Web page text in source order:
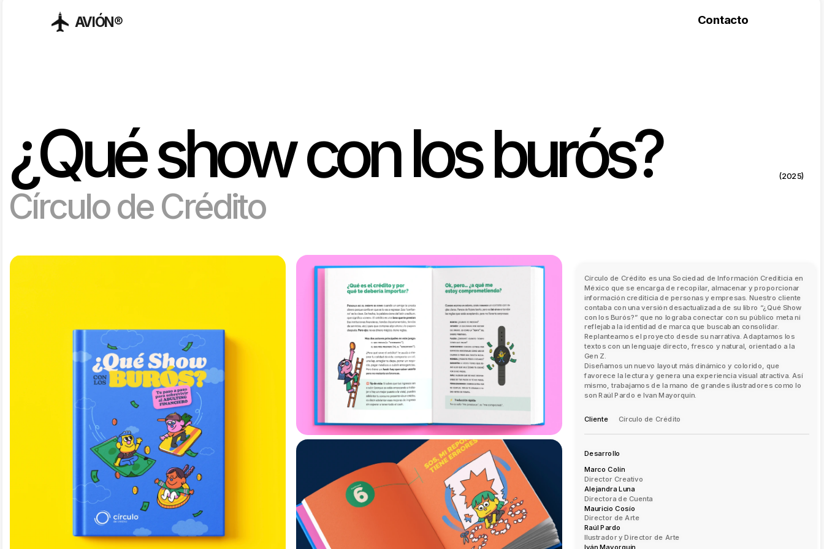
Círculo de Crédito es una Sociedad de Información Crediticia en
México que se encarga de recopilar, almacenar y proporcionar
información crediticia de personas y empresas. Nuestro cliente
contaba con una versión desactualizada de su libro “¿Qué Show
con los Burós?” que no lograba conectar con su público meta ni
reflejaba la identidad de marca que buscaban consolidar.
Replanteamos el proyecto desde su narrativa. Adaptamos los
textos con un lenguaje directo, fresco y natural, orientado a la
Gen Z.
Diseñamos un nuevo layout más dinámico y colorido, que
favorece la lectura y genera una experiencia visual atractiva. Así
mismo, trabajamos de la mano de grandes ilustradores como lo
son Raúl Pardo e Ivan Mayorquín.
Cliente Círculo de Crédito
Desarrollo
Marco Colín
Director Creativo
Alejandra Luna
Directora de Cuenta
Mauricio Cosío
Director de Arte
Raúl Pardo
Ilustrador y Director de Arte
Iván Mayorquín
Contacto
AVIÓN®
¿Qué show con los burós?
Círculo de Crédito
(2025)